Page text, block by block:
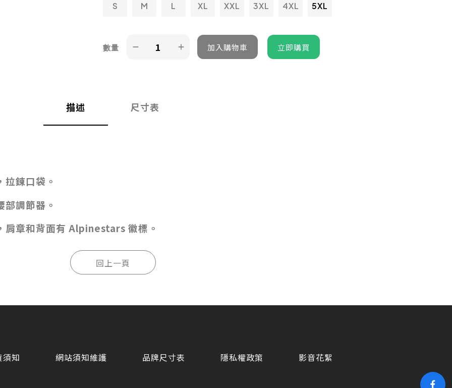
S M L XL XXL 3XL 4XL 5XL
數量
描述 尺寸表
鍊口袋。
調節器。
章和背面有 Alpinestars 徽標。
須知 網站須知維護 品牌尺寸表 隱私權政策 影音花絮